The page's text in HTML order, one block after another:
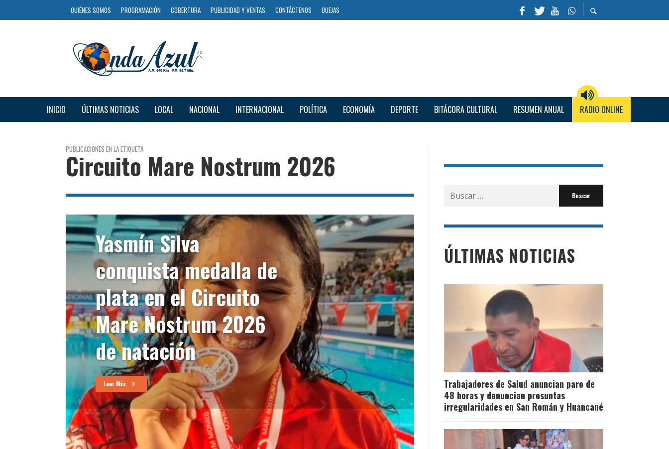
QUIÉNES SOMOS PROGRAMACIÓN COBERTURA PUBLICIDAD Y VENTAS CONTÁCTENOS QUEJAS
INICIO ÚLTIMAS NOTICIAS LOCAL NACIONAL INTERNACIONAL POLÍTICA ECONOMÍA DEPORTE BITÁCORA CULTURAL RESUMEN ANUAL RADIO ONLINE
PUBLICACIONES EN LA ETIQUETA
Circuito Mare Nostrum 2026
Yasmín Silva
conquista medalla de
plata en el Circuito
Mare Nostrum 2026
de natación
Leer Más
Buscar
por:
ÚLTIMAS NOTICIAS
Trabajadores de Salud anuncian paro de
48 horas y denuncian presuntas
irregularidades en San Román y Huancané